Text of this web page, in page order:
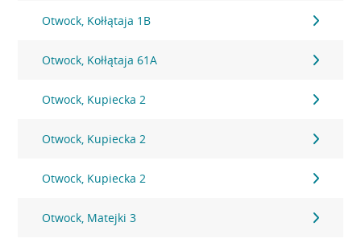
Otwock, Kołłątaja 1B
Otwock, Kołłątaja 61A
Otwock, Kupiecka 2
Otwock, Kupiecka 2
Otwock, Kupiecka 2
Otwock, Matejki 3